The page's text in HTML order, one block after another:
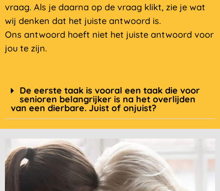
vraag. Als je daarna op de vraag klikt, zie je wat
wij denken dat het juiste antwoord is.
Ons antwoord hoeft niet het juiste antwoord voor
jou te zijn.
De eerste taak is vooral een taak die voor
senioren belangrijker is na het overlijden
van een dierbare. Juist of onjuist?